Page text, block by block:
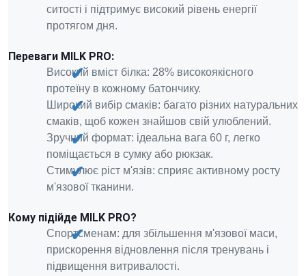
ситості і підтримує високий рівень енергії
протягом дня.
Переваги MILK PRO:
Високий вміст білка: 28% високоякісного
протеїну в кожному батончику.
Широкий вибір смаків: багато різних натуральних
смаків, щоб кожен знайшов свій улюблений.
Зручний формат: ідеальна вага 60 г, легко
поміщається в сумку або рюкзак.
Стимулює ріст м'язів: сприяє активному росту
м'язової тканини.
Кому підійде MILK PRO?
Спортсменам: для збільшення м'язової маси,
прискорення відновлення після тренувань і
підвищення витривалості.